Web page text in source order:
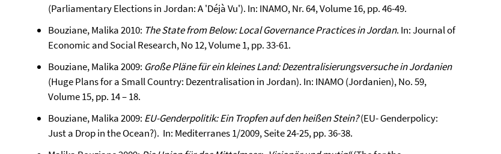
(Parliamentary Elections in Jordan: A 'Déjà Vu'). In: INAMO, Nr. 64, Volume 16, pp. 46-49.
Bouziane, Malika 2010: The State from Below: Local Governance Practices in Jordan. In: Journal of
Economic and Social Research, No 12, Volume 1, pp. 33-61.
Bouziane, Malika 2009: Große Pläne für ein kleines Land: Dezentralisierungsversuche in Jordanien
(Huge Plans for a Small Country: Dezentralisation in Jordan). In: INAMO (Jordanien), No. 59,
Volume 15, pp. 14 – 18.
Bouziane, Malika 2009: EU-Genderpolitik: Ein Tropfen auf den heißen Stein?(EU- Genderpolicy:
Just a Drop in the Ocean?). In: Mediterranes 1/2009, Seite 24-25, pp. 36-38.